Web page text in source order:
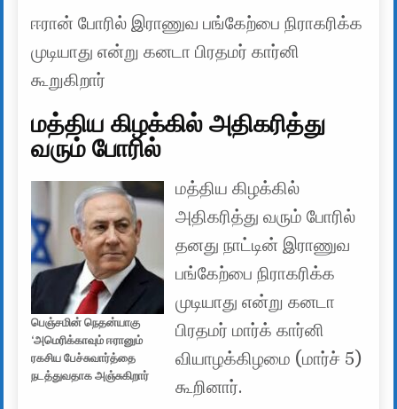
ஈரான் போரில் இராணுவ பங்கேற்பை நிராகரிக்க
முடியாது என்று கனடா பிரதமர் கார்னி
கூறுகிறார்
மத்திய கிழக்கில் அதிகரித்து
வரும் போரில்
பெஞ்சமின் நெதன்யாகு
‘அமெரிக்காவும் ஈரானும்
ரகசிய பேச்சுவார்த்தை
நடத்துவதாக அஞ்சுகிறார்
மத்திய கிழக்கில்
அதிகரித்து வரும் போரில்
தனது நாட்டின் இராணுவ
பங்கேற்பை நிராகரிக்க
முடியாது என்று கனடா
பிரதமர் மார்க் கார்னி
வியாழக்கிழமை (மார்ச் 5)
கூறினார்.